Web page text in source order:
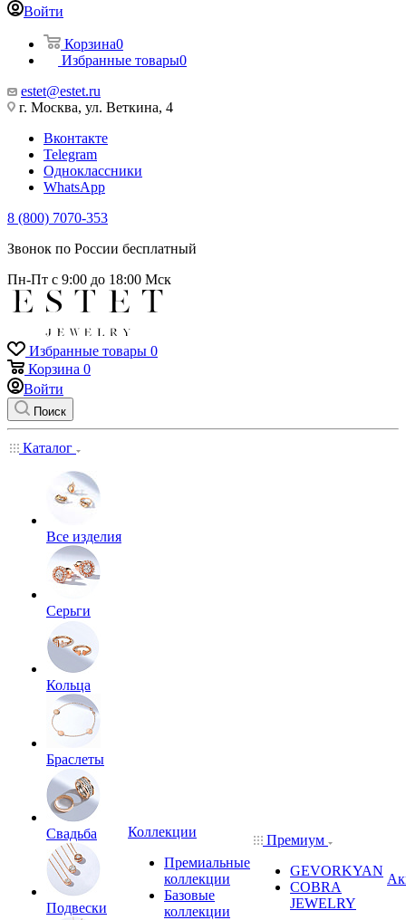
Войти
Корзина0
Избранные товары0
estet@estet.ru
г. Москва, ул. Веткина, 4
Вконтакте
Telegram
Одноклассники
WhatsApp
8 (800) 7070-353
Звонок по России бесплатный
Пн-Пт с 9:00 до 18:00 Мск
Избранные товары 0
Корзина 0
Войти
Поиск
Каталог
Все изделия
Серьги
Кольца
Браслеты
Свадьба
Подвески
Коллекции
Премиальные
коллекции
Базовые
коллекции
Премиум
GEVORKYAN
COBRA
JEWELRY